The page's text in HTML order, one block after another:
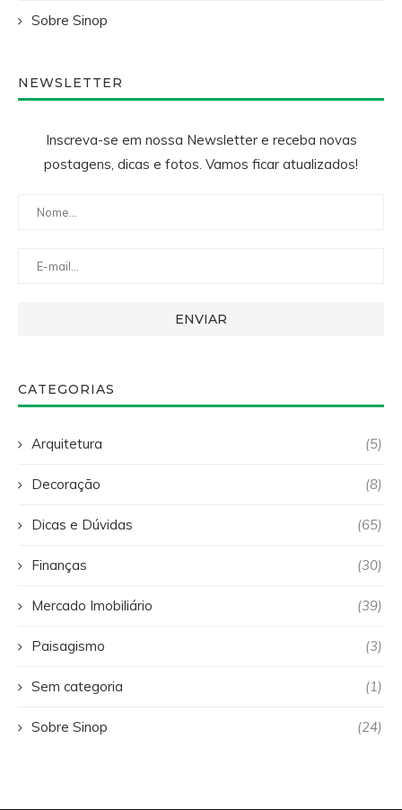
Sobre Sinop
NEWSLETTER
Inscreva-se em nossa Newsletter e receba novas
postagens, dicas e fotos. Vamos ficar atualizados!
CATEGORIAS
Arquitetura (5)
Decoração (8)
Dicas e Dúvidas (65)
Finanças (30)
Mercado Imobiliário (39)
Paisagismo (3)
Sem categoria (1)
Sobre Sinop (24)